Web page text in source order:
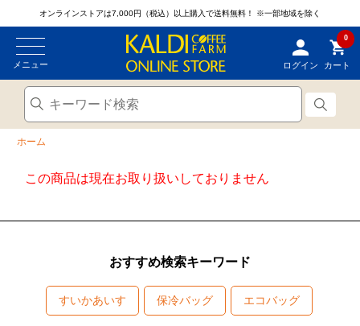
オンラインストアは7,000円（税込）以上購入で送料無料！ ※一部地域を除く
メニュー ログイン
0
カート
ホーム
この商品は現在お取り扱いしておりません
おすすめ検索キーワード
すいかあいす 保冷バッグ エコバッグ